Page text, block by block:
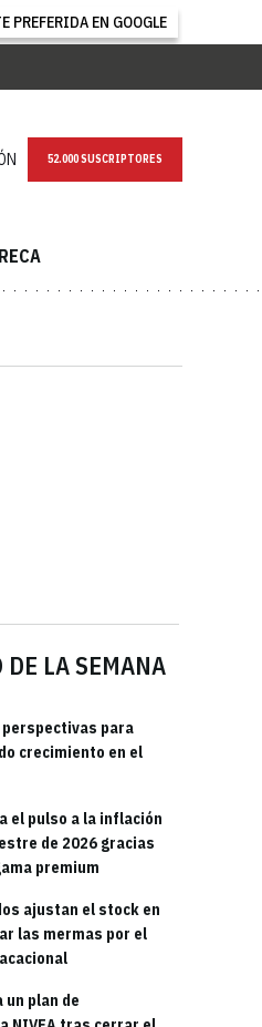
PREFERIDA EN GOOGLE
NEWSLETTER
DE LA SEMANA
perspectivas para
crecimiento en el
el pulso a la inflación
de 2026 gracias
premium
ajustan el stock en
las mermas por el
plan de